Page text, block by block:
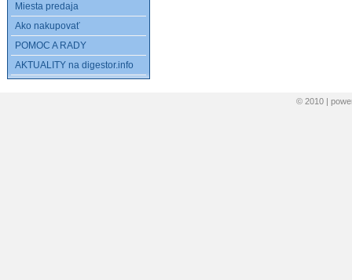
Miesta predaja
Ako nakupovať
POMOC A RADY
AKTUALITY na digestor.info
© 2010 |